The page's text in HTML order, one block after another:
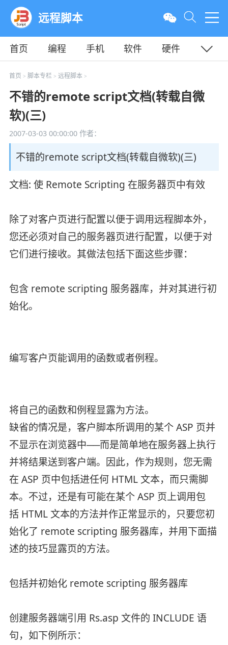
远程脚本
首页 编程 手机 软件
硬件
教程
平面 服务器
首页 > 脚本专栏> 远程脚本>
不错的remote script文档(转载自微
软)(三)
2007-03-03 00:00:00作者：
不错的remote script文档(转载自微软)(三)
文档: 使 Remote Scripting 在服务器页中有效
除了对客户页进行配置以便于调用远程脚本外，
您还必须对自己的服务器页进行配置，以便于对
它们进行接收。其做法包括下面这些步骤：
包含 remote scripting 服务器库，并对其进行初
始化。
编写客户页能调用的函数或者例程。
将自己的函数和例程显露为方法。
缺省的情况是，客户脚本所调用的某个 ASP 页并
不显示在浏览器中──而是简单地在服务器上执行
并将结果送到客户端。因此，作为规则，您无需
在 ASP 页中包括进任何 HTML 文本，而只需脚
本。不过，还是有可能在某个 ASP 页上调用包
括 HTML 文本的方法并作正常显示的，只要您初
始化了 remote scripting 服务器库，并用下面描
述的技巧显露页的方法。
包括并初始化 remote scripting 服务器库
创建服务器端引用 Rs.asp 文件的 INCLUDE 语
句，如下例所示：